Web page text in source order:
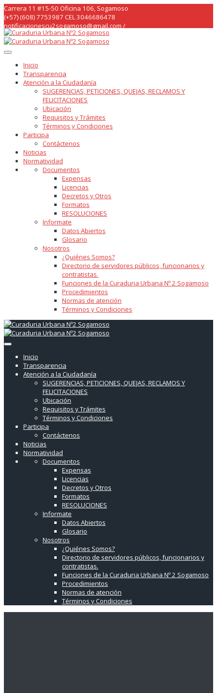
Skip
to
content
Carrera 11 #15-50 Oficina 106, Sogamoso
(+57) (608) 7753987 CEL 3046686478
notificacionescu2sogamoso@gmail.com /
curaduria2sogamoso@gmail.com /
Inicio
Transparencia
Atención a la Ciudadanía
SUGERENCIAS, PETICIONES, QUEJAS, RECLAMOS Y
FELICITACIONES
Ubicación
Requisitos y Trámites
Términos y Condiciones
Participa
Contáctenos
Noticias
Normatividad
Documentos
Expensas
Licencias
Decretos y Otros
Formatos
RESOLUCIONES
Informate
Datos Abiertos
Glosario
Nosotros
¿Quiénes Somos?
Directorio de servidores públicos, funcionarios y
contratistas.
Funciones de la Curaduria Urbana Nº 2 Sogamoso
Procedimientos
Normas de atención
Términos y Condiciones
Inicio
Transparencia
Atención a la Ciudadanía
SUGERENCIAS, PETICIONES, QUEJAS, RECLAMOS Y
FELICITACIONES
Ubicación
Requisitos y Trámites
Términos y Condiciones
Participa
Contáctenos
Noticias
Normatividad
Documentos
Expensas
Licencias
Decretos y Otros
Formatos
RESOLUCIONES
Informate
Datos Abiertos
Glosario
Nosotros
¿Quiénes Somos?
Directorio de servidores públicos, funcionarios y
contratistas.
Funciones de la Curaduria Urbana Nº 2 Sogamoso
Procedimientos
Normas de atención
Términos y Condiciones